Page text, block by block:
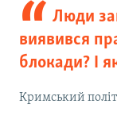
Люди
виявився
блокади? І
Кримський